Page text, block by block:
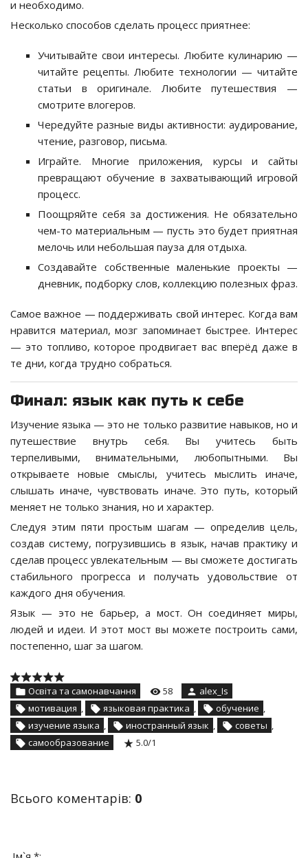
и необходимо.
Несколько способов сделать процесс приятнее:
Учитывайте свои интересы. Любите кулинарию —
читайте рецепты. Любите технологии — читайте
статьи в оригинале. Любите путешествия —
смотрите влогеров.
Чередуйте разные виды активности: аудирование,
чтение, разговор, письма.
Играйте. Многие приложения, курсы и сайты
превращают обучение в захватывающий игровой
процесс.
Поощряйте себя за достижения. Не обязательно
чем-то материальным — пусть это будет приятная
мелочь или небольшая пауза для отдыха.
Создавайте собственные маленькие проекты —
дневник, подборку слов, коллекцию полезных фраз.
Самое важное — поддерживать свой интерес. Когда вам
нравится материал, мозг запоминает быстрее. Интерес
— это топливо, которое продвигает вас вперёд даже в
те дни, когда трудно собраться.
Финал: язык как путь к себе
Изучение языка — это не только развитие навыков, но и
путешествие внутрь себя. Вы учитесь быть
терпеливыми, внимательными, любопытными. Вы
открываете новые смыслы, учитесь мыслить иначе,
слышать иначе, чувствовать иначе. Это путь, который
меняет не только знания, но и характер.
Следуя этим пяти простым шагам — определив цель,
создав систему, погрузившись в язык, начав практику и
сделав процесс увлекательным — вы сможете достигать
стабильного прогресса и получать удовольствие от
каждого дня обучения.
Язык — это не барьер, а мост. Он соединяет миры,
людей и идеи. И этот мост вы можете построить сами,
постепенно, шаг за шагом.
Освіта та самонавчання 58
alex_Is
мотивация , языковая практика , обучение ,
изучение языка , иностранный язык , советы ,
самообразование
5.0/1
Всього коментарів: 0